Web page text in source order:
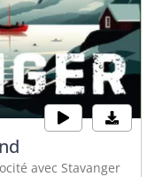
avec Stavanger